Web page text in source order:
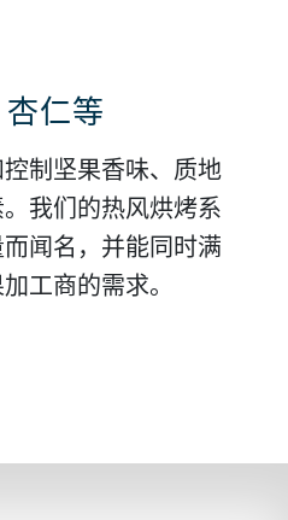
仁等
我们的热风烘烤系
闻名，并能同时满
工商的需求。
决方案，涵盖从坚
果棒的整个价值
造您自己的健康零
大市场
验流程阶段，以驱
们可帮助您开发自
味道、结构和外观
酱料
菜品食用。通过我
您可根据自身的市
的花生酱。